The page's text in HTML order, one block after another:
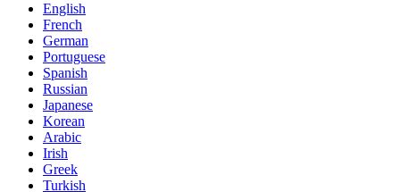
English
French
German
Portuguese
Spanish
Russian
Japanese
Korean
Arabic
Irish
Greek
Turkish